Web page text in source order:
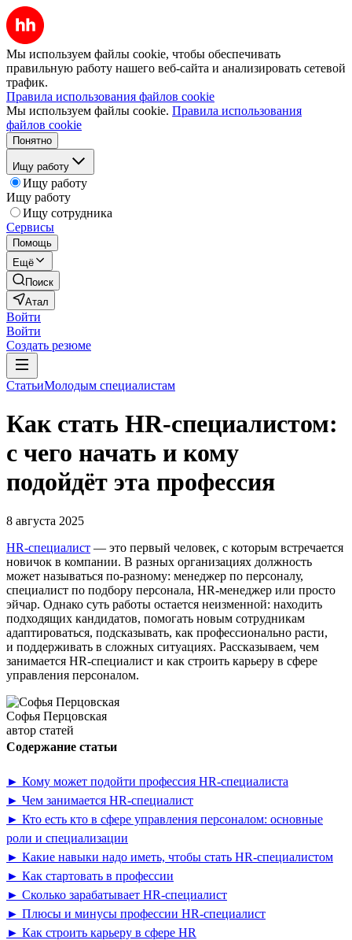
Мы используем файлы cookie, чтобы обеспечивать
правильную работу нашего веб-сайта и анализировать сетевой
трафик.
Правила использования файлов cookie
Мы используем файлы cookie. Правила использования
файлов cookie
Понятно
Ищу работу
Ищу работу
Ищу работу
Ищу сотрудника
Сервисы
Помощь
Ещё
Поиск
Атал
Войти
Войти
Создать резюме
СтатьиМолодым специалистам
Как стать HR-специалистом:
с чего начать и кому
подойдёт эта профессия
8 августа 2025
HR-специалист — это первый человек, с которым встречается
новичок в компании. В разных организациях должность
может называться по-разному: менеджер по персоналу,
специалист по подбору персонала, HR-менеджер или просто
эйчар. Однако суть работы остается неизменной: находить
подходящих кандидатов, помогать новым сотрудникам
адаптироваться, подсказывать, как профессионально расти,
и поддерживать в сложных ситуациях. Рассказываем, чем
занимается HR-специалист и как строить карьеру в сфере
управления персоналом.
Софья Перцовская
автор статей
Содержание статьи
► Кому может подойти профессия HR-специалиста
► Чем занимается HR-специалист
► Кто есть кто в сфере управления персоналом: основные
роли и специализации
► Какие навыки надо иметь, чтобы стать HR-специалистом
► Как стартовать в профессии
► Сколько зарабатывает HR-специалист
► Плюсы и минусы профессии HR-специалист
► Как строить карьеру в сфере HR